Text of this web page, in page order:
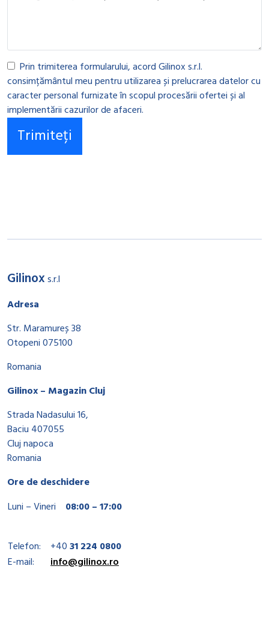
Prin trimiterea formularului, acord Gilinox s.r.l.
consimțământul meu pentru utilizarea și prelucrarea datelor cu
caracter personal furnizate în scopul procesării ofertei și al
implementării cazurilor de afaceri.
Gilinoxs.r.l
Adresa
Str. Maramureș 38
Otopeni 075100
Romania
Gilinox – Magazin Cluj
Strada Nadasului 16,
Baciu 407055
Cluj napoca
Romania
Ore de deschidere
Luni – Vineri
08:00 – 17:00
Telefon: +4031 224 0800
E-mail:
info@gilinox.ro